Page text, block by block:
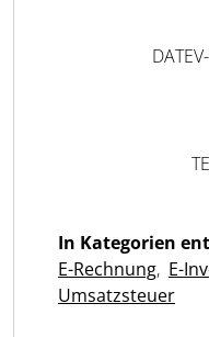
In Kategorien
E-Rechnung, E-
Umsatzsteuer